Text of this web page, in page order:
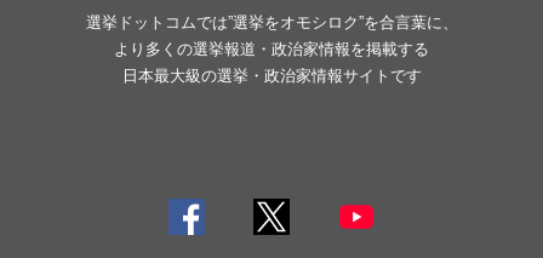
選挙ドットコムでは”選挙をオモシロク”を合言葉に、
より多くの選挙報道・政治家情報を掲載する
日本最大級の選挙・政治家情報サイトです